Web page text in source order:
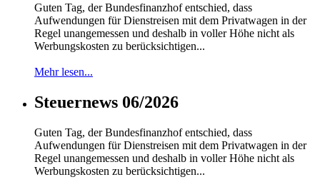
Guten Tag, der Bundesfinanzhof entschied, dass
Aufwendungen für Dienstreisen mit dem Privatwagen in der
Regel unangemessen und deshalb in voller Höhe nicht als
Werbungskosten zu berücksichtigen...
Mehr lesen...
Steuernews 06/2026
Guten Tag, der Bundesfinanzhof entschied, dass
Aufwendungen für Dienstreisen mit dem Privatwagen in der
Regel unangemessen und deshalb in voller Höhe nicht als
Werbungskosten zu berücksichtigen...